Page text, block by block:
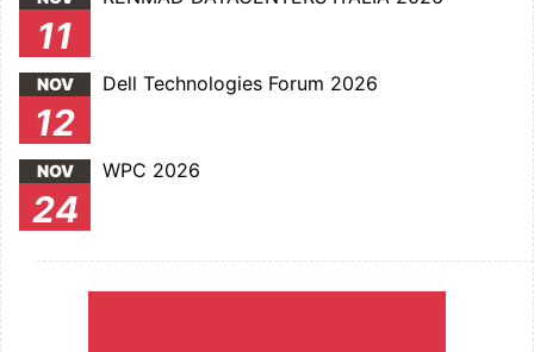
11
NOV
12
Dell Technologies Forum 2026
NOV
24
WPC 2026